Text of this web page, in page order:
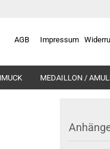
AGB Impressum
MEDAILLON /